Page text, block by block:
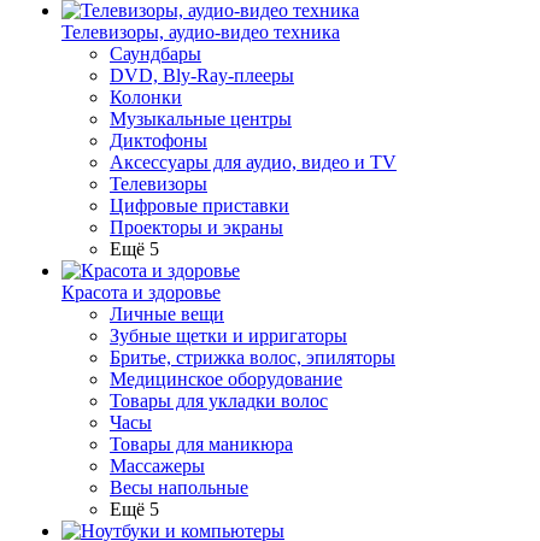
Телевизоры, аудио-видео техника
Саундбары
DVD, Bly-Ray-плееры
Колонки
Музыкальные центры
Диктофоны
Аксессуары для аудио, видео и TV
Телевизоры
Цифровые приставки
Проекторы и экраны
Ещё 5
Красота и здоровье
Личные вещи
Зубные щетки и ирригаторы
Бритье, стрижка волос, эпиляторы
Медицинское оборудование
Товары для укладки волос
Часы
Товары для маникюра
Массажеры
Весы напольные
Ещё 5